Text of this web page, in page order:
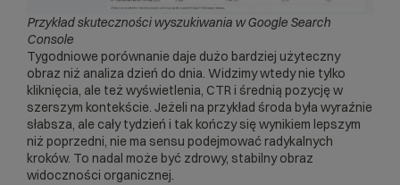
Przykład skuteczności wyszukiwania w Google Search
Console
Tygodniowe porównanie daje dużo bardziej użyteczny
obraz niż analiza dzień do dnia. Widzimy wtedy nie tylko
kliknięcia, ale też wyświetlenia, CTR i średnią pozycję w
szerszym kontekście. Jeżeli na przykład środa była wyraźnie
słabsza, ale cały tydzień i tak kończy się wynikiem lepszym
niż poprzedni, nie ma sensu podejmować radykalnych
kroków. To nadal może być zdrowy, stabilny obraz
widoczności organicznej.